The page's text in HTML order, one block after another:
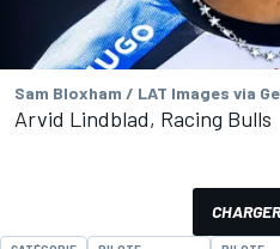
Sam Bloxham / LAT Images via
Arvid Lindblad, Racing Bulls